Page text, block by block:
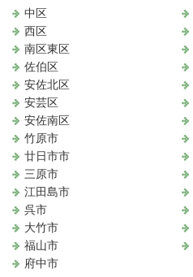
中区
西区
南区東区
佐伯区
安佐北区
安芸区
安佐南区
竹原市
廿日市市
三原市
江田島市
呉市
大竹市
福山市
府中市